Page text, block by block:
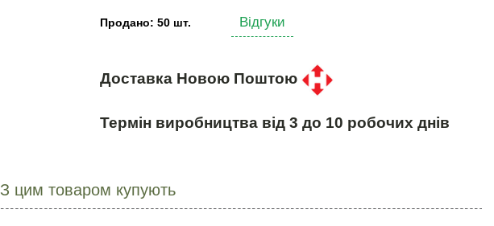
Продано: 50 шт. Відгуки
Доставка Новою Поштою
Термін виробництва від 3 до 10 робочих днів
З цим товаром купують